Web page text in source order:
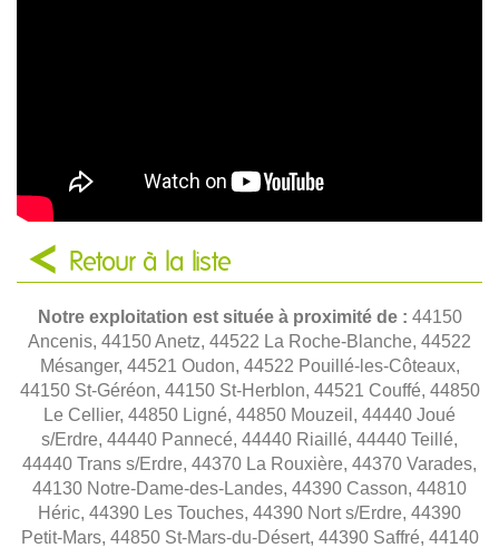
Retour à la liste
Notre exploitation est située à proximité de : 44150
Ancenis, 44150 Anetz, 44522 La Roche-Blanche, 44522
Mésanger, 44521 Oudon, 44522 Pouillé-les-Côteaux,
44150 St-Géréon, 44150 St-Herblon, 44521 Couffé, 44850
Le Cellier, 44850 Ligné, 44850 Mouzeil, 44440 Joué
s/Erdre, 44440 Pannecé, 44440 Riaillé, 44440 Teillé,
44440 Trans s/Erdre, 44370 La Rouxière, 44370 Varades,
44130 Notre-Dame-des-Landes, 44390 Casson, 44810
Héric, 44390 Les Touches, 44390 Nort s/Erdre, 44390
Petit-Mars, 44850 St-Mars-du-Désert, 44390 Saffré, 44140